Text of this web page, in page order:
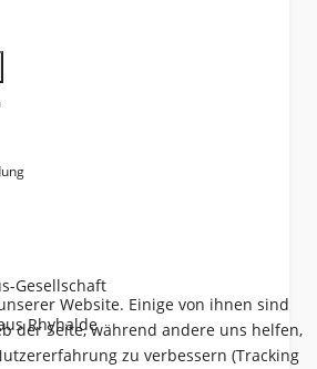
Gesellschaft
Rhyhalde
Website. Einige von ihnen sind
der Seite, während andere uns helfen,
zu verbessern (Tracking